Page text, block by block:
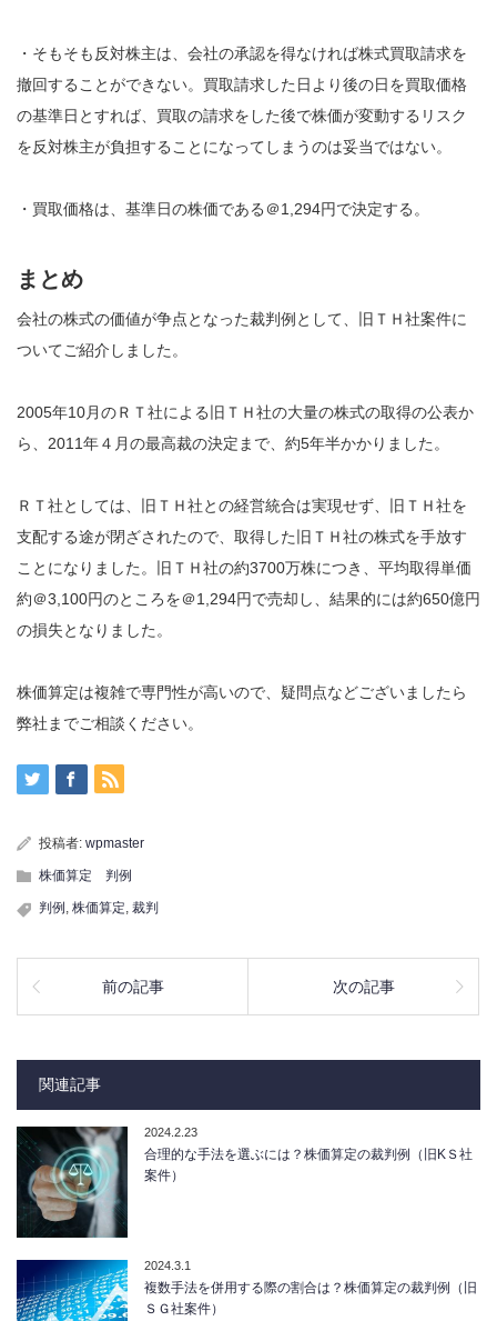
・そもそも反対株主は、会社の承認を得なければ株式買取請求を
撤回することができない。買取請求した日より後の日を買取価格
の基準日とすれば、買取の請求をした後で株価が変動するリスク
を反対株主が負担することになってしまうのは妥当ではない。
・買取価格は、基準日の株価である＠1,294円で決定する。
まとめ
会社の株式の価値が争点となった裁判例として、旧ＴＨ社案件に
ついてご紹介しました。
2005年10月のＲＴ社による旧ＴＨ社の大量の株式の取得の公表か
ら、2011年４月の最高裁の決定まで、約5年半かかりました。
ＲＴ社としては、旧ＴＨ社との経営統合は実現せず、旧ＴＨ社を
支配する途が閉ざされたので、取得した旧ＴＨ社の株式を手放す
ことになりました。旧ＴＨ社の約3700万株につき、平均取得単価
約＠3,100円のところを＠1,294円で売却し、結果的には約650億円
の損失となりました。
株価算定は複雑で専門性が高いので、疑問点などございましたら
弊社までご相談ください。
投稿者: wpmaster
株価算定 判例
判例 , 株価算定, 裁判
前の記事 次の記事
関連記事
2024.2.23
合理的な手法を選ぶには？株価算定の裁判例（旧KＳ社
案件）
2024.3.1
複数手法を併用する際の割合は？株価算定の裁判例（旧
ＳＧ社案件）